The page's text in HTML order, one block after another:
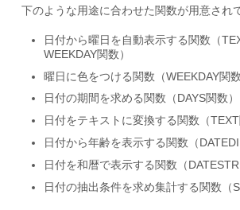
下のような用途に合わせた関数が用意され
日付から曜日を自動表示する関数（
WEEKDAY関数）
曜日に色をつける関数（WEEKDAY関数
日付の期間を求める関数（DAYS関数）
日付をテキストに変換する関数（TEXT
日付から年齢を表示する関数（
日付を和暦で表示する関数（
日付の抽出条件を求め集計する関数（